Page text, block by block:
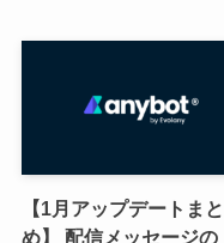
【1月アップデートまと
め】 配信メッセージの